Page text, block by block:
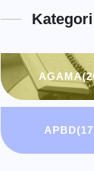
BandungKategori
AGAMA
APBD